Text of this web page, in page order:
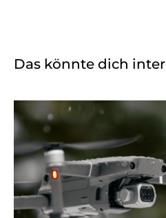
Das könnte dich